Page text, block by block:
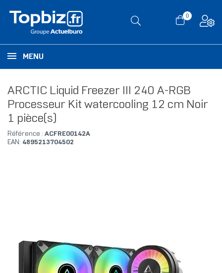
0
MENU
ARCTIC Liquid Freezer III 240 A-RGB
Processeur Kit watercooling 12 cm Noir
1 pièce(s)
Référence : ACFRE00142A
EAN: 4895213704502